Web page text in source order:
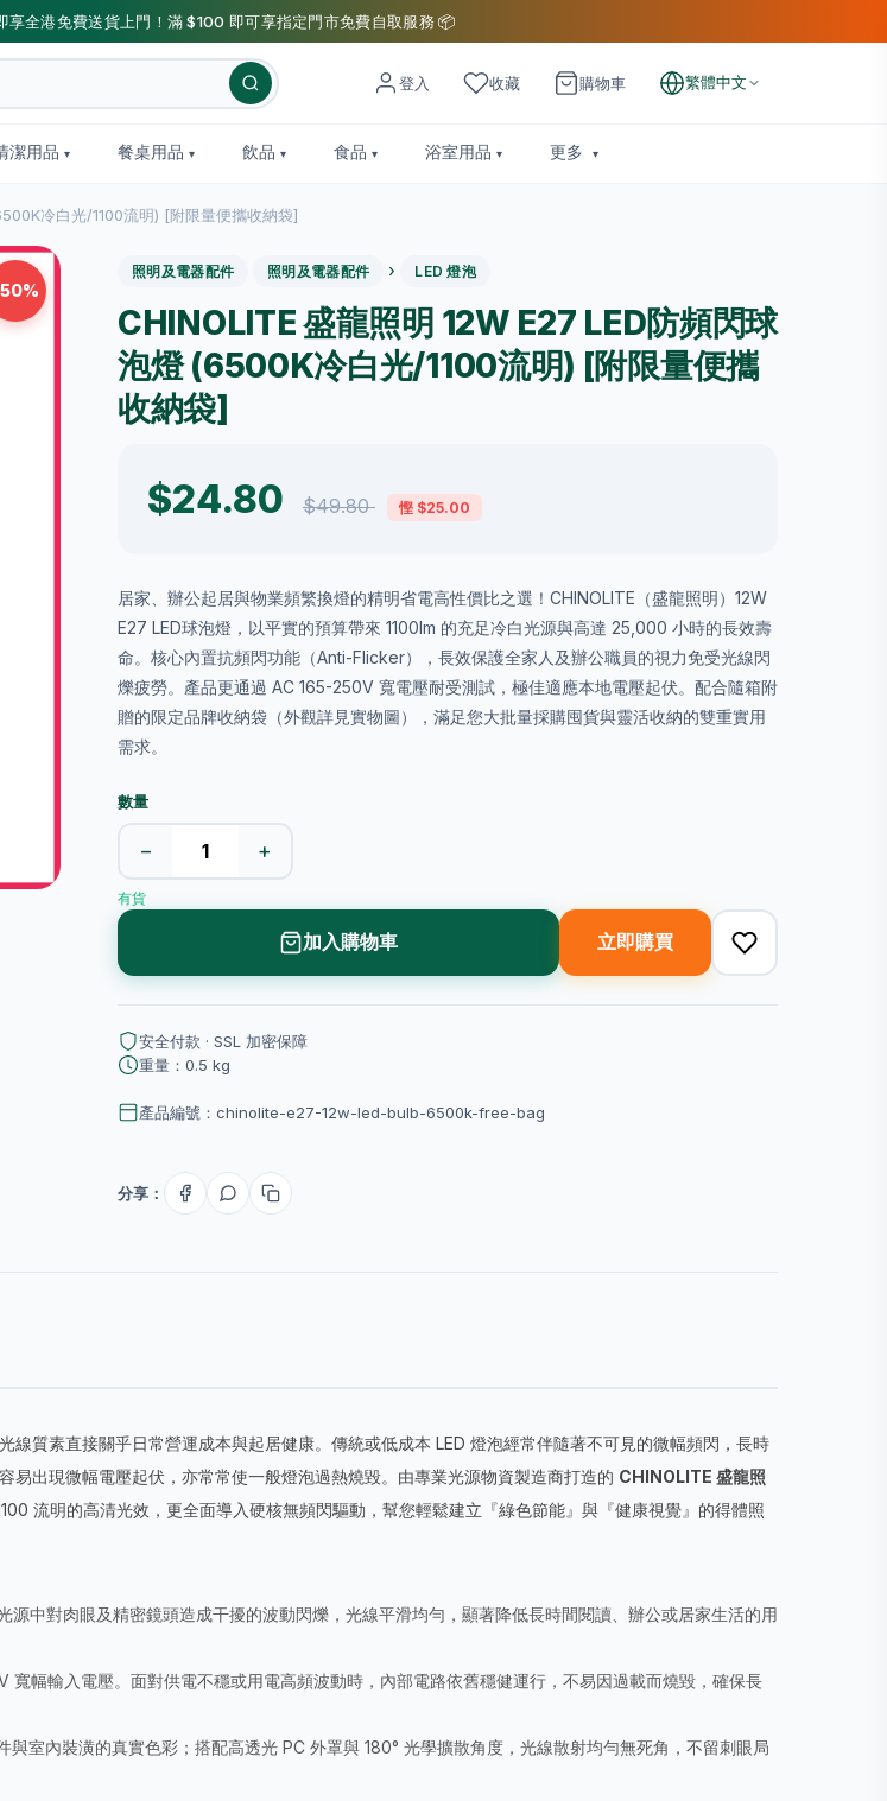
全港免費送貨上門！滿 $100 即可享指定門市免費自取服務 📦
登入 收藏 購物車 繁體中文
潔用品 餐桌用品 飲品 食品 浴室用品 更多
冷白光/1100流明) [附限量便攜收納袋]
照明及電器配件 照明及電器配件 › LED 燈泡
CHINOLITE 盛龍照明 12W E27 LED防頻閃球
泡燈 (6500K冷白光/1100流明) [附限量便攜
收納袋]
$24.80 $49.80 慳 $25.00
居家、辦公起居與物業頻繁換燈的精明省電高性價比之選！CHINOLITE（盛龍照明）12W
E27 LED球泡燈，以平實的預算帶來 1100lm 的充足冷白光源與高達 25,000 小時的長效壽
命。核心內置抗頻閃功能（Anti-Flicker），長效保護全家人及辦公職員的視力免受光線閃
爍疲勞。產品更通過 AC 165-250V 寬電壓耐受測試，極佳適應本地電壓起伏。配合隨箱附
贈的限定品牌收納袋（外觀詳見實物圖），滿足您大批量採購囤貨與靈活收納的雙重實用
需求。
數量
− +
有貨
加入購物車 立即購買
安全付款 · SSL 加密保障
重量：0.5 kg
產品編號：chinolite-e27-12w-led-bulb-6500k-free-bag
分享：
質素直接關乎日常營運成本與起居健康。傳統或低成本 LED 燈泡經常伴隨著不可見的微幅頻閃，長時
出現微幅電壓起伏，亦常常使一般燈泡過熱燒毀。由專業光源物資製造商打造的 CHINOLITE 盛龍照
流明的高清光效，更全面導入硬核無頻閃驅動，幫您輕鬆建立『綠色節能』與『健康視覺』的得體照
中對肉眼及精密鏡頭造成干擾的波動閃爍，光線平滑均勻，顯著降低長時間閱讀、辦公或居家生活的用
寬幅輸入電壓。面對供電不穩或用電高頻波動時，內部電路依舊穩健運行，不易因過載而燒毀，確保長
室內裝潢的真實色彩；搭配高透光 PC 外罩與 180° 光學擴散角度，光線散射均勻無死角，不留刺眼局